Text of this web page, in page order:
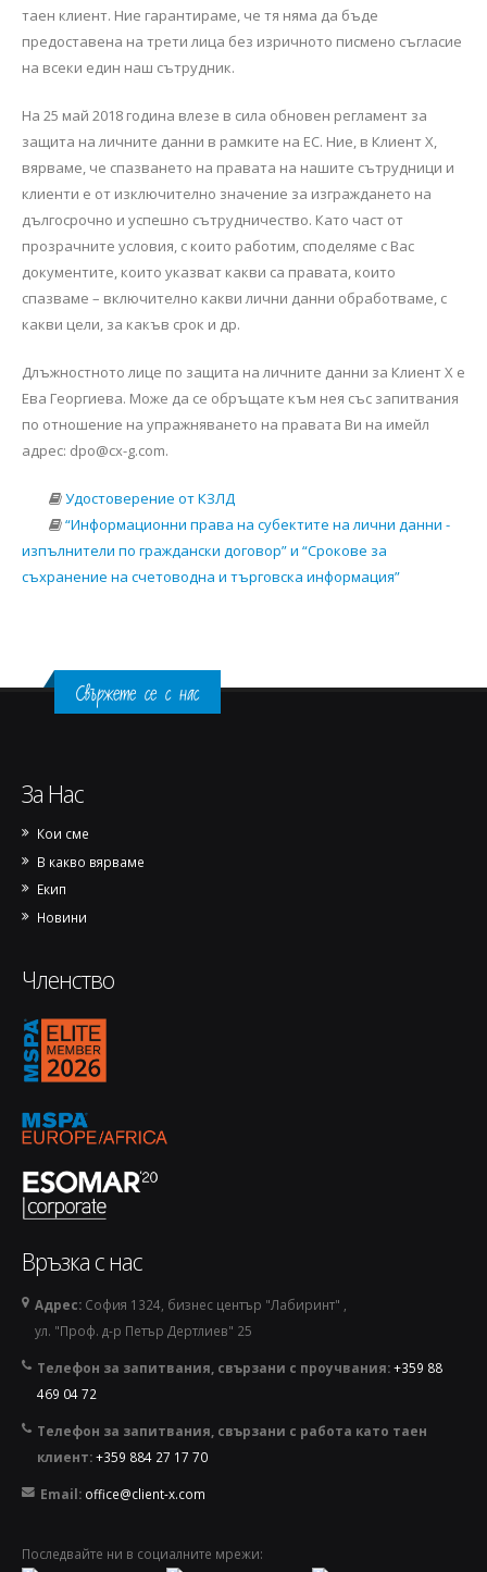
таен клиент. Ние гарантираме, че тя няма да бъде
предоставена на трети лица без изричното писмено съгласие
на всеки един наш сътрудник.
На 25 май 2018 година влезе в сила обновен регламент за
защита на личните данни в рамките на ЕС. Ние, в Клиент Х,
вярваме, че спазването на правата на нашите сътрудници и
клиенти е от изключително значение за изграждането на
дългосрочно и успешно сътрудничество. Като част от
прозрачните условия, с които работим, споделяме с Вас
документите, които указват какви са правата, които
спазваме – включително какви лични данни обработваме, с
какви цели, за какъв срок и др.
Длъжностното лице по защита на личните данни за Клиент Х е
Ева Георгиева. Може да се обръщате към нея със запитвания
по отношение на упражняването на правата Ви на имейл
адрес: dpo@cx-g.com.
Удостоверение от КЗЛД
“Информационни права на субектите на лични данни -
изпълнители по граждански договор” и “Срокове за
съхранение на счетоводна и търговска информация”
Свържете се с нас
За Нас
Кои сме
В какво вярваме
Екип
Новини
Членство
1770144973889-removebg-preview.png
Връзка с нас
Адрес: София 1324, бизнес център "Лабиринт" ,
ул. "Проф. д-р Петър Дертлиев" 25
Телефон за запитвания, свързани с проучвания:+359 88
469 04 72
Телефон за запитвания, свързани с работа като таен
клиент:+359 884 27 17 70
Email: office@client-x.com
Последвайте ни в социалните мрежи: